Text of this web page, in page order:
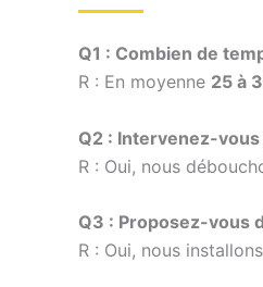
Q1 : Combien de
R : En moyenne 25 à
Q2 : Intervenez-
R : Oui, nous
Q3 : Proposez-vous
R : Oui, nous installons